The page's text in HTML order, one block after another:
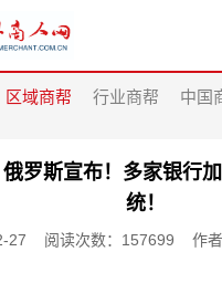
区域商帮 行业商帮 中国
罗斯宣布！多家银行
统！
27 阅读次数：157699 作